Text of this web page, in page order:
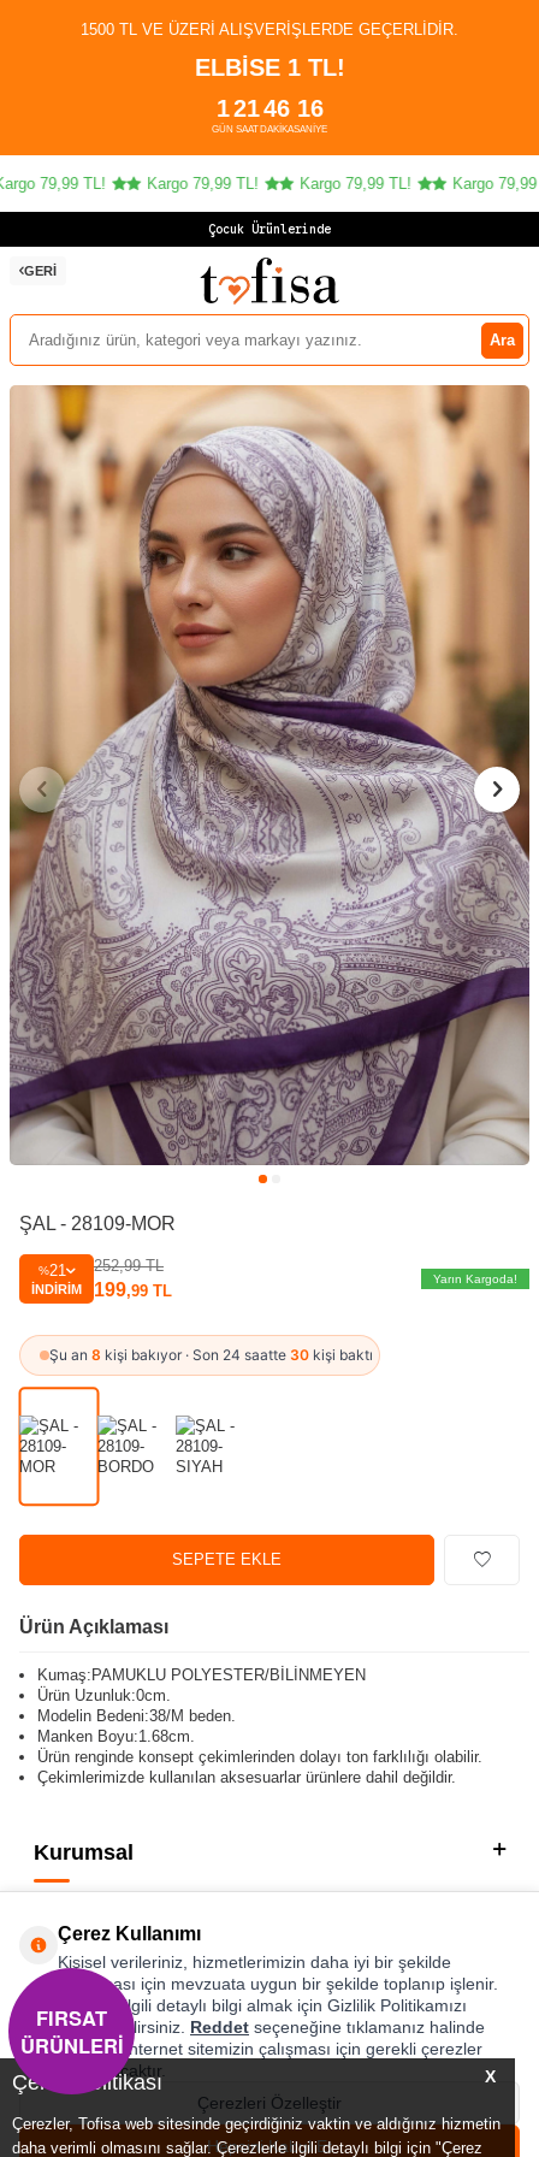
X
Çerez Politikası
Çerezler, Tofisa web sitesinde geçirdiğiniz vaktin ve aldığınız hizmetin
daha verimli olmasını sağlar. Çerezlerle ilgili detaylı bilgi için "Çerez
1500 TL VE ÜZERI ALIŞVERIŞLERDE GEÇERLIDIR.
ELBİSE 1 TL!
1
GÜN
21
SAAT
46
DAKIKA
16
SANIYE
79,99 TL! Kargo 79,99 TL! Kargo 79,99 TL! Kargo 79,99
Çocuk Ürünlerinde 4
GERI
Ara
ŞAL - 28109-MOR
%21
İNDIRIM
252,99TL
199,99 TL
Yarın Kargoda!
Şu an 8 kişi bakıyor · Son 24 saatte 30 kişi baktı
SEPETE EKLE
Ürün Açıklaması
Kumaş:PAMUKLU POLYESTER/BİLİNMEYEN
Ürün Uzunluk:0cm.
Modelin Bedeni:38/M beden.
Manken Boyu:1.68cm.
Ürün renginde konsept çekimlerinden dolayı ton farklılığı olabilir.
Çekimlerimizde kullanılan aksesuarlar ürünlere dahil değildir.
Kurumsal
Hızlı Erişim
Sosyal
Adres & İletişim
Çerez Kullanımı
Kişisel verileriniz, hizmetlerimizin daha iyi bir şekilde
sunulması için mevzuata uygun bir şekilde toplanıp işlenir.
Konuyla ilgili detaylı bilgi almak için Gizlilik Politikamızı
inceleyebilirsiniz. Reddet seçeneğine tıklamanız halinde
yalnızca internet sitemizin çalışması için gerekli çerezler
kullanılacaktır.
Çerezleri Özelleştir
Hepsini Kabul Et
FIRSAT
ÜRÜNLERİ